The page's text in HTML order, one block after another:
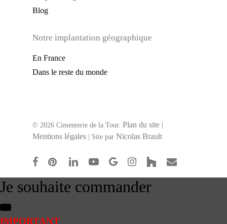
Blog
Notre implantation géographique
En France
Dans le reste du monde
© 2026 Cimenterie de la Tour. Plan du site
Mentions légales | Site par Nicolas Brault
facebookpinterestlinkedinyoutubegoogle-instagram
houzz email
Je souhaite commander
IMPORTANT